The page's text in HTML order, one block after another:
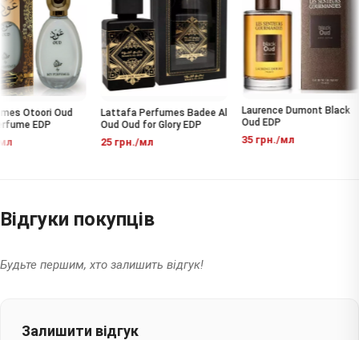
Otoori Oud
EDP
Lattafa Perfumes Badee Al
Oud Oud for Glory EDP
25 грн./мл
Laurence Dumont Black
Oud EDP
35 грн./мл
Відгуки покупців
Будьте першим, хто залишить відгук!
Залишити відгук